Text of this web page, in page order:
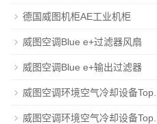
德国威图机柜AE工业机柜
威图空调Blue e+过滤器风扇
威图空调Blue e+输出过滤器
威图空调环境空气冷却设备Top...
威图空调环境空气冷却设备Top...